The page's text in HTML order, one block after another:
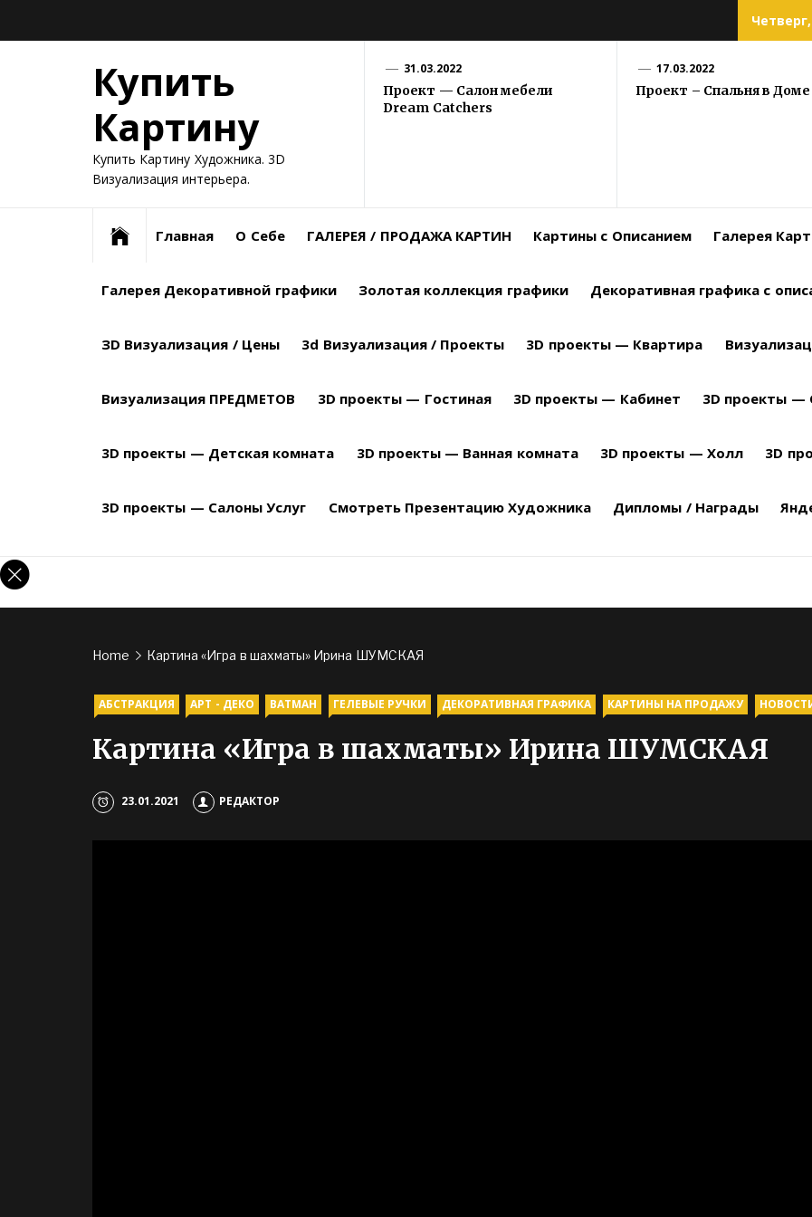
КАРТИНЫ
ДЕКОРАТИВНОЙ
ГРАФИКИ
КАРТИН
МАСЛОМ
КОЛЛЕКЦИЯ
ГРАФИКИ
ВИЗУАЛИЗАЦИЯ
/
РАСЦЕНКИ
ВИЗУАЛИЗАЦИЯ
ИНТЕРЬЕРА
ЭКСТЕРЬЕРОВ
ПРЕДМЕТОВ
/
Купить
Картину
Купить Картину Художника. 3D
Визуализация интерьера.
31.03.2022
Проект — Салон мебели
Dream Catchers
17.03.2022
Проект – Спальня в Доме
Главная О Себе ГАЛЕРЕЯ / ПРОДАЖА КАРТИН Картины с Описанием Галерея
Галерея Декоративной графики Золотая коллекция графики Декоративная графика с
ЗD Визуализация / Цены 3d Визуализация / Проекты 3D проекты — Квартира
Визуализация ПРЕДМЕТОВ 3D проекты — Гостиная 3D проекты — Кабинет 3D проекты —
3D проекты — Детская комната 3D проекты — Ванная комната 3D проекты — Холл 3D
3D проекты — Салоны Услуг Смотреть Презентацию Художника Дипломы / Награды
Home Картина «Игра в шахматы» Ирина ШУМСКАЯ
АБСТРАКЦИЯ АРТ - ДЕКО ВАТМАН ГЕЛЕВЫЕ РУЧКИ ДЕКОРАТИВНАЯ ГРАФИКА КАРТИНЫ НА ПРОДАЖУ
Картина «Игра в шахматы» Ирина ШУМСКАЯ
23.01.2021 РЕДАКТОР